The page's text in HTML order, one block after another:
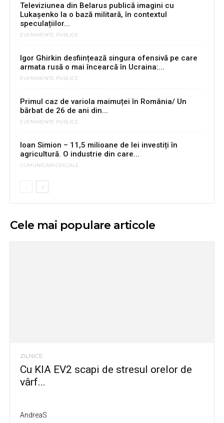
Televiziunea din Belarus publică imagini cu
Lukaşenko la o bază militară, în contextul
speculațiilor...
EVENIMENTE PUBLICE
Igor Ghirkin desființează singura ofensivă pe care
armata rusă o mai încearcă în Ucraina:...
EVENIMENTE PUBLICE
Primul caz de variola maimuței în România/ Un
bărbat de 26 de ani din...
EVENIMENTE PUBLICE
Ioan Simion – 11,5 milioane de lei investiți în
agricultură. O industrie din care...
COMUNICARI OFICIALE
Cele mai populare articole
ZILNICE
Cu KIA EV2 scapi de stresul orelor de
vârf...
AndreaS